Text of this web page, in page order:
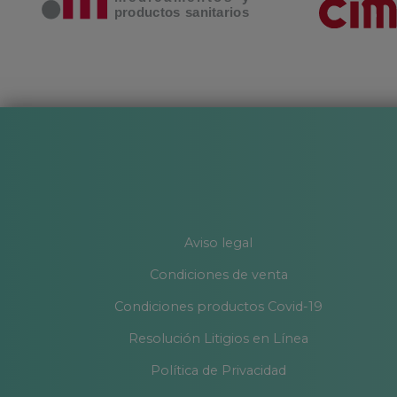
Aviso legal
Condiciones de venta
Condiciones productos Covid-19
Resolución Litigios en Línea
Política de Privacidad